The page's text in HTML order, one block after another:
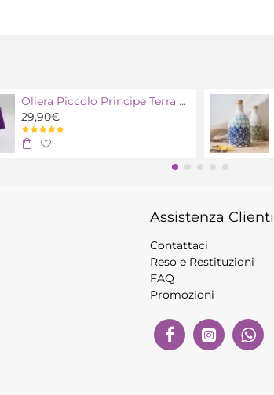
Oliera Piccolo Principe Terra con olio extra vergine bio
29,90€
Assistenza Clienti
Contattaci
Reso e Restituzioni
FAQ
Promozioni